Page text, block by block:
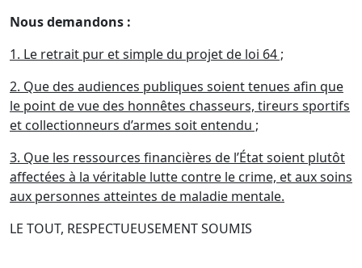
Nous demandons :
1. Le retrait pur et simple du projet de loi 64 ;
2. Que des audiences publiques soient tenues afin que
le point de vue des honnêtes chasseurs, tireurs sportifs
et collectionneurs d’armes soit entendu ;
3. Que les ressources financières de l’État soient plutôt
affectées à la véritable lutte contre le crime, et aux soins
aux personnes atteintes de maladie mentale.
LE TOUT, RESPECTUEUSEMENT SOUMIS